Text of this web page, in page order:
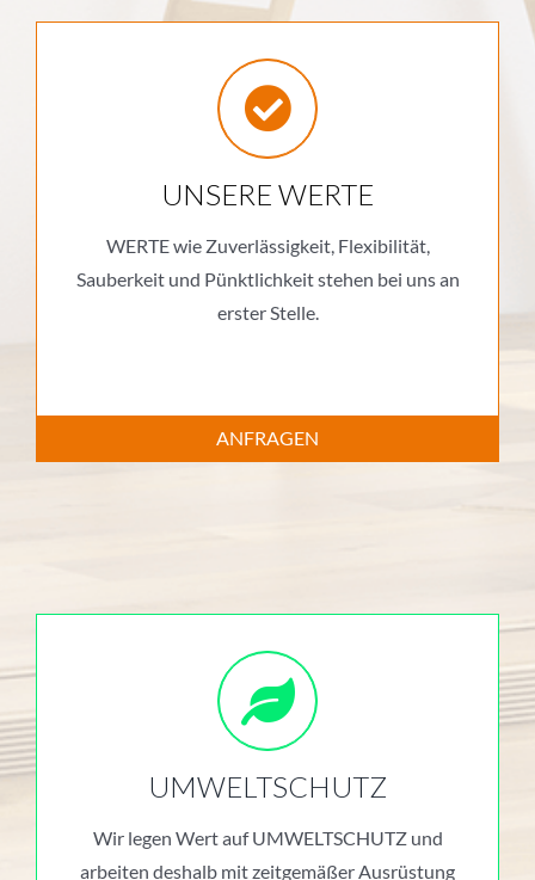
UNSERE WERTE
WERTE wie Zuverlässigkeit, Flexibilität,
Sauberkeit und Pünktlichkeit stehen bei uns an
erster Stelle.
ANFRAGEN
UMWELTSCHUTZ
Wir legen Wert auf UMWELTSCHUTZ und
arbeiten deshalb mit zeitgemäßer Ausrüstung